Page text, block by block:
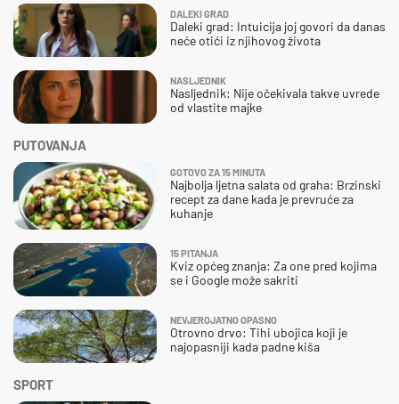
SPORT
DALEKI GRAD
Daleki grad: Intuicija joj govori da danas
neće otići iz njihovog života
NASLJEDNIK
Nasljednik: Nije očekivala takve uvrede
od vlastite majke
PUTOVANJA
GOTOVO ZA 15 MINUTA
Najbolja ljetna salata od graha: Brzinski
recept za dane kada je prevruće za
kuhanje
15 PITANJA
Kviz općeg znanja: Za one pred kojima
se i Google može sakriti
NEVJEROJATNO OPASNO
Otrovno drvo: Tihi ubojica koji je
najopasniji kada padne kiša